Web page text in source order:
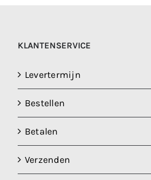
KLANTENSERVICE
Levertermijn
Bestellen
Betalen
Verzenden